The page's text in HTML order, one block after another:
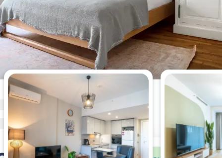
Die meistgesehenen 1-
Schlafzimmer-Wohnungen dieser
Woche.